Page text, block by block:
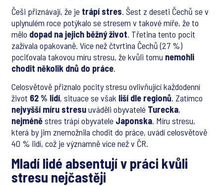
Češi přiznávají, že je trápí stres. Šest z deseti Čechů se v
uplynulém roce potýkalo se stresem v takové míře, že to
mělo dopad na jejich běžný život. Třetina tento pocit
zažívala opakovaně. Více než čtvrtina Čechů (27 %)
pociťovala takovou míru stresu, že kvůli tomu nemohli
chodit několik dnů do práce.
Celosvětově přiznalo pocity stresu ovlivňující každodenní
život 62 % lidí, situace se však liší dle regionů. Zatímco
nejvyšší míru stresuuváděli obyvatelé Turecka,
nejméněstres trápí obyvatele Japonska. Míru stresu,
která by jim znemožnila chodit do práce, uvádí celosvětově
40 % lidí, což je významně více než v ČR.
Mladí lidé absentují v práci kvůli
stresu nejčastěji